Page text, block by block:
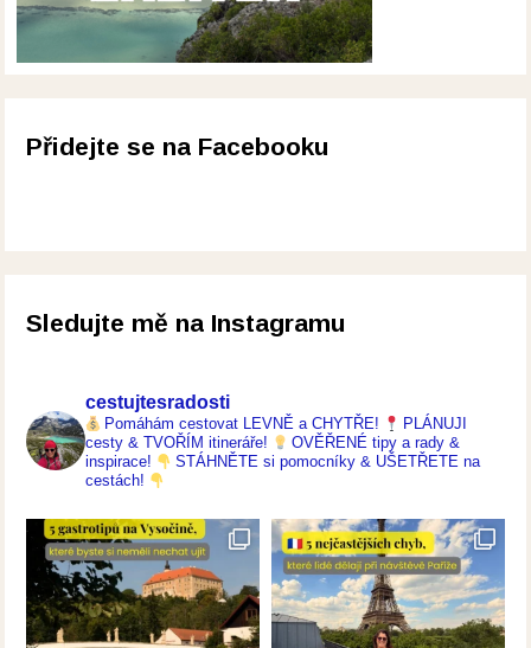
Přidejte se na Facebooku
Sledujte mě na Instagramu
cestujtesradosti
Pomáhám cestovat LEVNĚ a CHYTŘE!
PLÁNUJI
cesty & TVOŘÍM itineráře!
OVĚŘENÉ tipy a rady &
inspirace!
STÁHNĚTE si pomocníky & UŠETŘETE na
cestách!